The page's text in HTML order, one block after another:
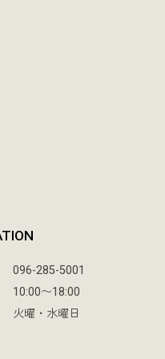
096-285-5001
10:00〜18:00
火曜・水曜日